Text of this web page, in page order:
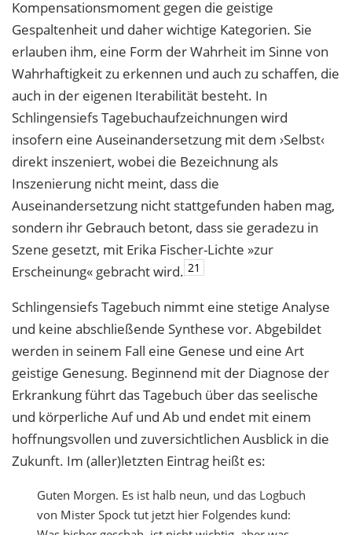
Kompensationsmoment gegen die geistige
Gespaltenheit und daher wichtige Kategorien. Sie
erlauben ihm, eine Form der Wahrheit im Sinne von
Wahrhaftigkeit zu erkennen und auch zu schaffen, die
auch in der eigenen Iterabilität besteht. In
Schlingensiefs Tagebuchaufzeichnungen wird
insofern eine Auseinandersetzung mit dem ›Selbst‹
direkt inszeniert, wobei die Bezeichnung als
Inszenierung nicht meint, dass die
Auseinandersetzung nicht stattgefunden haben mag,
sondern ihr Gebrauch betont, dass sie geradezu in
Szene gesetzt, mit Erika Fischer-Lichte »zur
Erscheinung« gebracht wird. 21
Schlingensiefs Tagebuch nimmt eine stetige Analyse
und keine abschließende Synthese vor. Abgebildet
werden in seinem Fall eine Genese und eine Art
geistige Genesung. Beginnend mit der Diagnose der
Erkrankung führt das Tagebuch über das seelische
und körperliche Auf und Ab und endet mit einem
hoffnungsvollen und zuversichtlichen Ausblick in die
Zukunft. Im (aller)letzten Eintrag heißt es:
Guten Morgen. Es ist halb neun, und das Logbuch
von Mister Spock tut jetzt hier Folgendes kund: